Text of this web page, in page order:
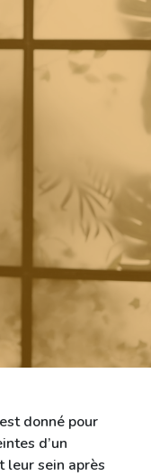
donné pour
d’un
leur sein après